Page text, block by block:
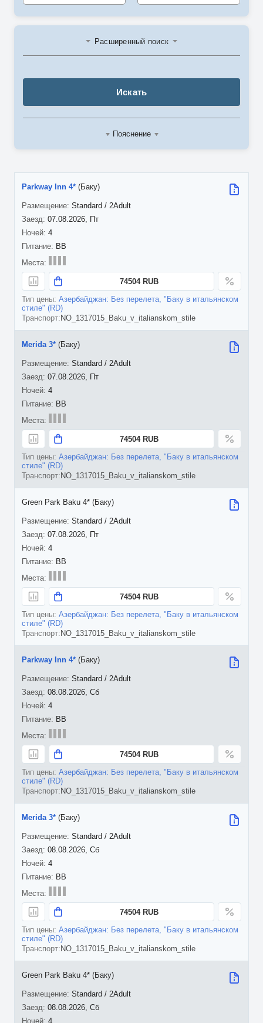
Расширенный поиск
Искать
Пояснение
07.08.2026, Пт
4
Parkway Inn 4* (Баку)
Standard / 2Adult
BB
74504 RUB
Азербайджан: Без перелета, "Баку в итальянском
стиле" (RD)
NO_1317015_Baku_v_italianskom_stile
07.08.2026, Пт
4
Merida 3* (Баку)
Standard / 2Adult
BB
74504 RUB
Азербайджан: Без перелета, "Баку в итальянском
стиле" (RD)
NO_1317015_Baku_v_italianskom_stile
07.08.2026, Пт
4
Green Park Baku 4* (Баку)
Standard / 2Adult
BB
74504 RUB
Азербайджан: Без перелета, "Баку в итальянском
стиле" (RD)
NO_1317015_Baku_v_italianskom_stile
08.08.2026, Сб
4
Parkway Inn 4* (Баку)
Standard / 2Adult
BB
74504 RUB
Азербайджан: Без перелета, "Баку в итальянском
стиле" (RD)
NO_1317015_Baku_v_italianskom_stile
08.08.2026, Сб
4
Merida 3* (Баку)
Standard / 2Adult
BB
74504 RUB
Азербайджан: Без перелета, "Баку в итальянском
стиле" (RD)
NO_1317015_Baku_v_italianskom_stile
08.08.2026, Сб
4
Green Park Baku 4* (Баку)
Standard / 2Adult